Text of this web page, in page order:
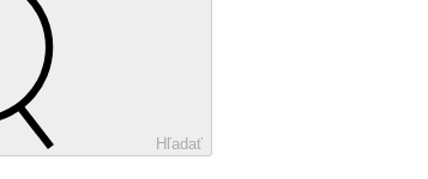
Hľadať